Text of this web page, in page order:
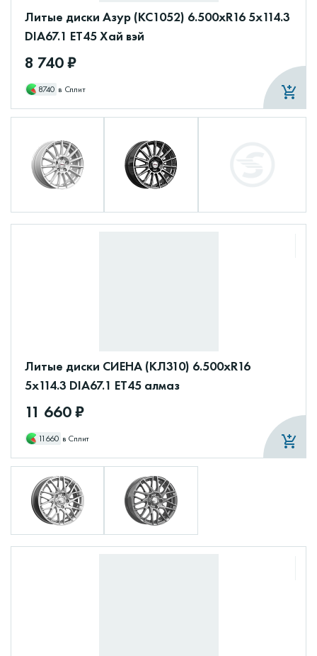
Литые диски Азур (КС1052) 6.500xR16 5x114.3
DIA67.1 ET45 Хай вэй
8 740 ₽
8740 в Сплит
Литые диски СИЕНА (КЛ310) 6.500xR16
5x114.3 DIA67.1 ET45 алмаз
11 660 ₽
11660 в Сплит